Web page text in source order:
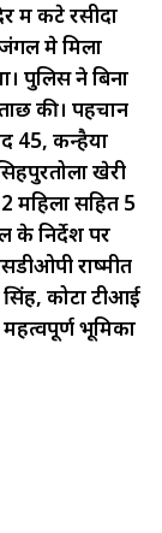
में कटे रसीदों
मे मिला
पुलिस ने बिना
की। पहचान
45, कन्हैया
खेरी
महिला सहित 5
के निर्देश पर
राष्मीत
कोटा टीआई
महत्वपूर्ण भूमिका